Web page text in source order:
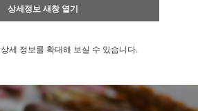
상세정보 새창 열기
상세 정보를 확대해 보실 수 있습니다.